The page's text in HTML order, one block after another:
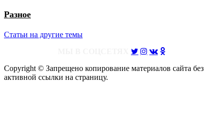
Разное
Статьи на другие темы
Copyright © Запрещено копирование материалов сайта без
активной ссылки на страницу.